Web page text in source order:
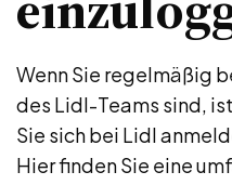
Wenn Sie regelmäßig
des Lidl-Teams sind,
Sie sich bei Lidl
Hier finden Sie eine